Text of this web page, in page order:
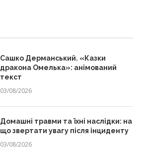
Сашко Дерманський. «Казки
дракона Омелька»: анімований
текст
03/08/2026
Домашні травми та їхні наслідки: на
що звертати увагу після інциденту
03/08/2026